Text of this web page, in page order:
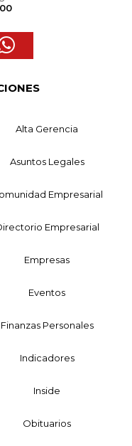
Alta Gerencia
Asuntos Legales
Empresarial
Empresarial
Empresas
Eventos
Finanzas Personales
Indicadores
Inside
Obituarios